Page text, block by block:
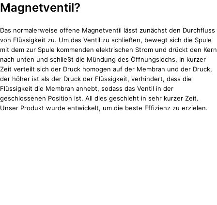
Magnetventil?
Das normalerweise offene Magnetventil lässt zunächst den Durchfluss
von Flüssigkeit zu. Um das Ventil zu schließen, bewegt sich die Spule
mit dem zur Spule kommenden elektrischen Strom und drückt den Kern
nach unten und schließt die Mündung des Öffnungslochs. In kurzer
Zeit verteilt sich der Druck homogen auf der Membran und der Druck,
der höher ist als der Druck der Flüssigkeit, verhindert, dass die
Flüssigkeit die Membran anhebt, sodass das Ventil in der
geschlossenen Position ist. All dies geschieht in sehr kurzer Zeit.
Unser Produkt wurde entwickelt, um die beste Effizienz zu erzielen.